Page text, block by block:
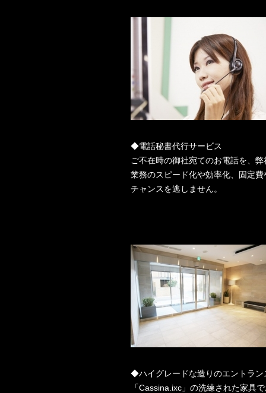
◆電話秘書代行サービス
ご不在時の御社宛てのお電話を、
業務のスピード化や効率化、固定
チャンスを逃しません。
◆ハイグレードな造りのエントラン
「Cassina.ixc」の洗練された家具